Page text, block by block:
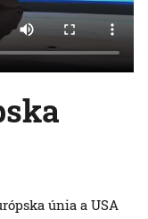
únia a USA